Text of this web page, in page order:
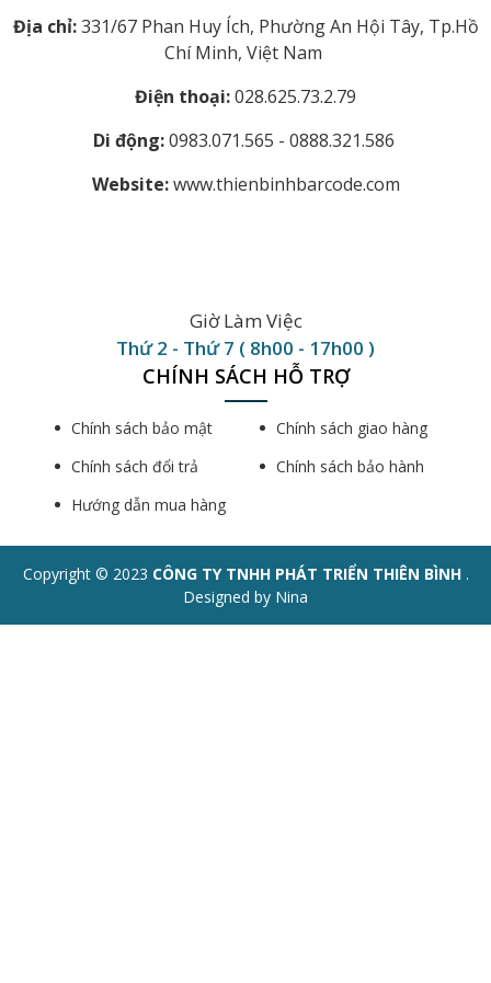
Địa chỉ:331/67 Phan Huy Ích, Phường An Hội Tây, Tp.Hồ
Chí Minh, Việt Nam
Điện thoại:028.625.73.2.79
Di động:0983.071.565 - 0888.321.586
Website:www.thienbinhbarcode.com
Giờ Làm Việc
Thứ 2 - Thứ 7 ( 8h00 - 17h00 )
CHÍNH SÁCH HỖ TRỢ
Chính sách bảo mật
Chính sách giao hàng
Chính sách đổi trả
Chính sách bảo hành
Hướng dẫn mua hàng
Copyright © 2023 CÔNG TY TNHH PHÁT TRIỂN THIÊN BÌNH .
Designed by Nina